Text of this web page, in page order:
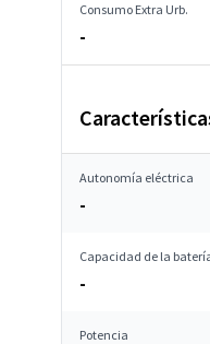
Consumo Extra Urb.
-
Autonomía eléctrica
-
Capacidad de la
-
Potencia